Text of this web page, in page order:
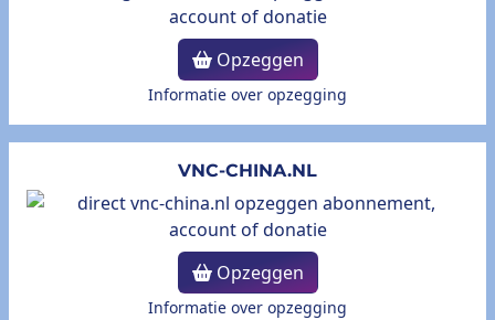
Opzeggen
Informatie over opzegging
VNC-CHINA.NL
Opzeggen
Informatie over opzegging